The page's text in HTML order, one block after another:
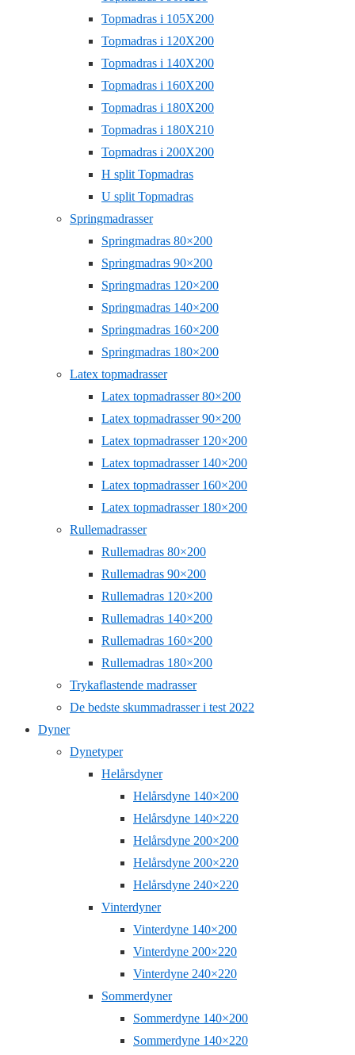
Topmadras i 105X200
Topmadras i 120X200
Topmadras i 140X200
Topmadras i 160X200
Topmadras i 180X200
Topmadras i 180X210
Topmadras i 200X200
H split Topmadras
U split Topmadras
Springmadrasser
Springmadras 80×200
Springmadras 90×200
Springmadras 120×200
Springmadras 140×200
Springmadras 160×200
Springmadras 180×200
Latex topmadrasser
Latex topmadrasser 80×200
Latex topmadrasser 90×200
Latex topmadrasser 120×200
Latex topmadrasser 140×200
Latex topmadrasser 160×200
Latex topmadrasser 180×200
Rullemadrasser
Rullemadras 80×200
Rullemadras 90×200
Rullemadras 120×200
Rullemadras 140×200
Rullemadras 160×200
Rullemadras 180×200
Trykaflastende madrasser
De bedste skummadrasser i test 2022
Dyner
Dynetyper
Helårsdyner
Helårsdyne 140×200
Helårsdyne 140×220
Helårsdyne 200×200
Helårsdyne 200×220
Helårsdyne 240×220
Vinterdyner
Vinterdyne 140×200
Vinterdyne 200×220
Vinterdyne 240×220
Sommerdyner
Sommerdyne 140×200
Sommerdyne 140×220